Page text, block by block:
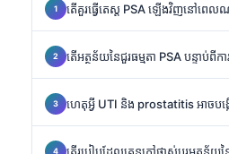
តើគួរធ្វើតេស្ត PSA ឡើងវិញនៅពេល
តើអត្ថន័យនៃជួរធម្មតា PSA បន្ទាប់ពីក
ហេតុអ្វី UTI និង prostatitis អាចបង្
តើរបៀបដែលគ្រុនក្តៅផ្លាស់ប្តូរអត្ថន័យ